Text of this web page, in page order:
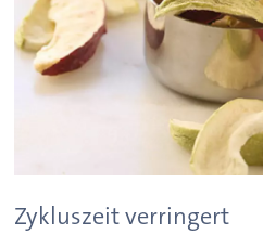
Zykluszeit verringert